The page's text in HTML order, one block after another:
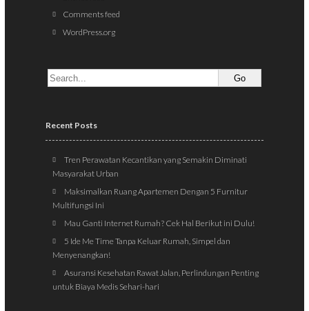
Comments feed
WordPress.org
Recent Posts
Tren Perawatan Kecantikan yang Semakin Diminati
Masyarakat Urban
Maksimalkan Ruang Apartemen Dengan 5 Furnitur
Multifungsi Ini
Mau Ganti Internet Rumah? Cek Hal Berikut ini Dulu!
5 Ide Me Time Tanpa Keluar Rumah, Simpel dan
Menyenangkan!
Asuransi Kesehatan Rawat Jalan, Perlindungan Penting
untuk Biaya Medis Sehari-hari